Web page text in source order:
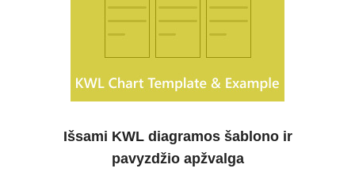
Išsami KWL diagramos šablono ir
pavyzdžio apžvalga